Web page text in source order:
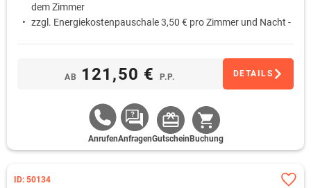
dem Zimmer
zzgl. Energiekostenpauschale 3,50 € pro Zimmer und Nacht -
AB 121,50 € P.P. DETAILS
AnrufenAnfragenGutschein Buchung
ID: 50134